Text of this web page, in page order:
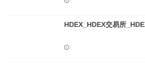
HDEX_HDEX交易所